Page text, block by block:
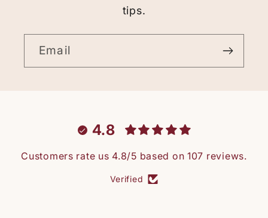
tips.
Email
4.8
Customers rate us 4.8/5 based on 107 reviews.
Verified